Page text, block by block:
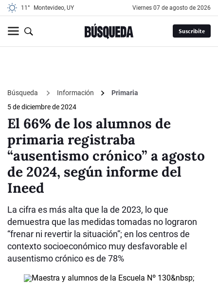
11° Montevideo, UY viernes 07 de agosto de 2026
Suscribite
Búsqueda Información
Primaria
5 de diciembre de 2024
El 66% de los alumnos de
primaria registraba
“ausentismo crónico” a agosto
de 2024, según informe del
Ineed
La cifra es más alta que la de 2023, lo que
demuestra que las medidas tomadas no lograron
“frenar ni revertir la situación”; en los centros de
contexto socioeconómico muy desfavorable el
ausentismo crónico es de 78%